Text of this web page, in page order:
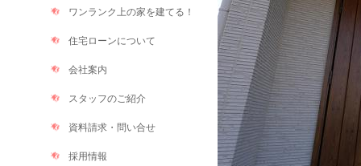
ワンランク上の家を建てる！
住宅ローンについて
会社案内
スタッフのご紹介
資料請求・問い合せ
採用情報